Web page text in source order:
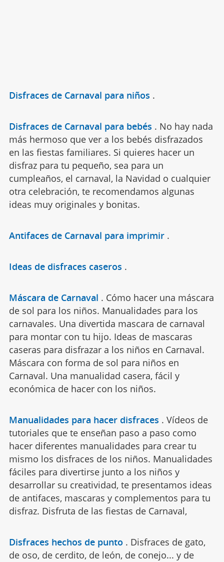
Disfraces de Carnaval para niños .
Disfraces de Carnaval para bebés . No hay nada
más hermoso que ver a los bebés disfrazados
en las fiestas familiares. Si quieres hacer un
disfraz para tu pequeño, sea para un
cumpleaños, el carnaval, la Navidad o cualquier
otra celebración, te recomendamos algunas
ideas muy originales y bonitas.
Antifaces de Carnaval para imprimir .
Ideas de disfraces caseros .
Máscara de Carnaval . Cómo hacer una máscara
de sol para los niños. Manualidades para los
carnavales. Una divertida mascara de carnaval
para montar con tu hijo. Ideas de mascaras
caseras para disfrazar a los niños en Carnaval.
Máscara con forma de sol para niños en
Carnaval. Una manualidad casera, fácil y
económica de hacer con los niños.
Manualidades para hacer disfraces . Vídeos de
tutoriales que te enseñan paso a paso como
hacer diferentes manualidades para crear tu
mismo los disfraces de los niños. Manualidades
fáciles para divertirse junto a los niños y
desarrollar su creatividad, te presentamos ideas
de antifaces, mascaras y complementos para tu
disfraz. Disfruta de las fiestas de Carnaval,
Disfraces hechos de punto . Disfraces de gato,
de oso, de cerdito, de león, de conejo... y de